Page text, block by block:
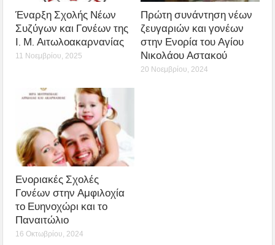
Έναρξη Σχολής Νέων
Συζύγων και Γονέων της
Ι. Μ. Αιτωλοακαρνανίας
11 Νοεμβρίου, 2025
Πρώτη συνάντηση νέων
ζευγαριών και γονέων
στην Ενορία του Αγίου
Νικολάου Αστακού
20 Νοεμβρίου, 2024
Ενοριακές Σχολές
Γονέων στην Αμφιλοχία
το Ευηνοχώρι και το
Παναιτώλιο
16 Οκτωβρίου, 2024